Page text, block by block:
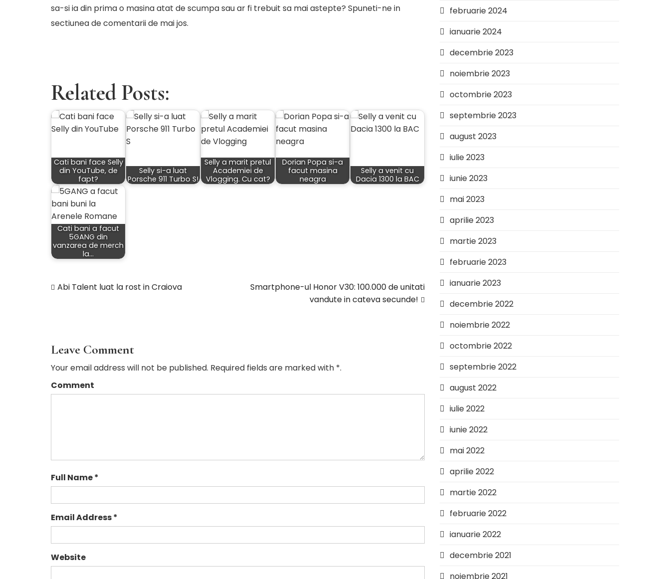
sa-si ia din prima o masina atat de scumpa sau ar fi trebuit sa mai astepte? Spuneti-ne in
sectiunea de comentarii de mai jos.
Related Posts:
Cati bani face Selly
din YouTube, de
fapt?
Selly si-a luat
Porsche 911 Turbo S!
Selly a marit pretul
Academiei de
Vlogging. Cu cat?
Dorian Popa si-a
facut masina
neagra
Selly a venit cu
Dacia 1300 la BAC
Cati bani a facut
5GANG din
vanzarea de merch
la…
articole
Abi Talent luat la rost in Craiova
Smartphone-ul Honor V30: 100.000 de unitati
vandute in cateva secunde!
Leave Comment
Your email address will not be published. Required fields are marked with *.
Comment
Full Name *
Email Address *
Website
februarie 2024
ianuarie 2024
decembrie 2023
noiembrie 2023
octombrie 2023
septembrie 2023
august 2023
iulie 2023
iunie 2023
mai 2023
aprilie 2023
martie 2023
februarie 2023
ianuarie 2023
decembrie 2022
noiembrie 2022
octombrie 2022
septembrie 2022
august 2022
iulie 2022
iunie 2022
mai 2022
aprilie 2022
martie 2022
februarie 2022
ianuarie 2022
decembrie 2021
noiembrie 2021